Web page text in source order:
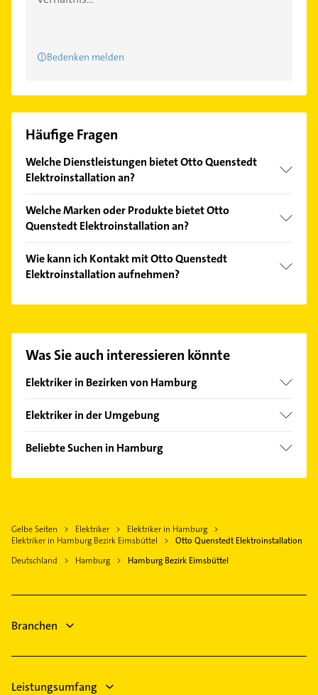
Bedenken melden
Häufige Fragen
Welche Dienstleistungen bietet Otto Quenstedt
Elektroinstallation an?
Elektroinstallation, Elektrikerarbeiten,
Elektrogeräteinstallation, Elektrohandel und
Welche Marken oder Produkte bietet Otto
Quenstedt Elektroinstallation an?
Gebrauchtteile und Originalteile.
Wie kann ich Kontakt mit Otto Quenstedt
Elektroinstallation aufnehmen?
Hier finden Sie alleKontaktdaten
Was Sie auch interessieren könnte
Elektriker in Bezirken von Hamburg
Bezirk Altona
Bezirk Hamburg-Mitte
Hamburg-Altstadt
Elektriker in der Umgebung
Norderstedt
Halstenbek Holstein
Quickborn Kreis Pinneberg
Barsbüttel
Ellerau Holstein
Tangstedt Bezirk Hamburg
Beliebte Suchen in Hamburg
Heizung & Sanitär
Heizungsfirmen
Immobilien
Immobilienmakler
Gelbe Seiten Elektriker
Elektriker in Hamburg
Elektriker in Hamburg Bezirk Eimsbüttel
Otto Quenstedt Elektroinstallation
Deutschland
Hamburg Hamburg Bezirk Eimsbüttel
Branchen
Leistungsumfang